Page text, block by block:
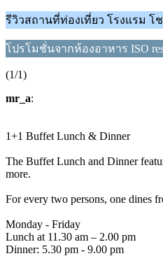
รีวิวสถานที่ท่องเที่ยว โรงแรม โ
โปรโมชั่นจากห้องอาหาร ISO
(1/1)
mr_a:
1+1 Buffet Lunch & Dinner
The Buffet Lunch and Dinner
more.
For every two persons, one dines
Monday - Friday
Lunch at 11.30 am – 2.00 pm
Dinner: 5.30 pm - 9.00 pm